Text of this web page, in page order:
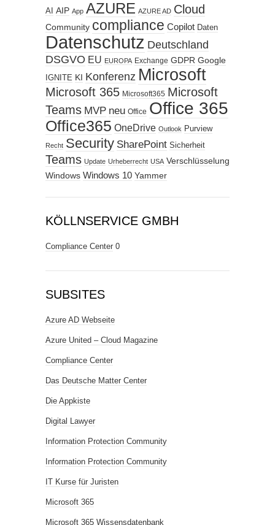
AI AIP App AZURE AZURE AD Cloud
Community compliance Copilot Daten
Datenschutz Deutschland
DSGVO EU EUROPA Exchange GDPR Google
IGNITE KI Konferenz Microsoft
Microsoft 365 Microsoft365 Microsoft
Teams MVP neu Office Office 365
Office365 OneDrive Outlook Purview
Recht Security SharePoint Sicherheit
Teams Update Urheberrecht USA Verschlüsselung
Windows Windows 10 Yammer
KÖLLNSERVICE GMBH
Compliance Center 0
SUBSITES
Azure AD Webseite
Azure United – Cloud Magazine
Compliance Center
Das Deutsche Matter Center
Die Appkiste
Digital Lawyer
Information Protection Community
Information Protection Community
IT Kurse für Juristen
Microsoft 365
Microsoft 365 Wissensdatenbank